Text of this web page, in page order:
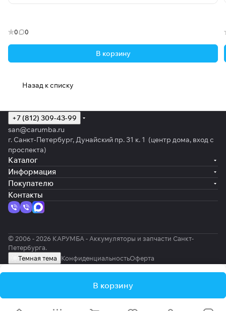
0 0
В корзину
Назад к списку
В корзину
+7 (812) 309-43-99
san@carumba.ru
г. Санкт-Петербург, Дунайский пр. 31 к. 1 (центр дома, вход с
проспекта)
Каталог
Информация
Покупателю
Контакты
© 2006 - 2026 КАРУМБА - Аккумуляторы и запчасти Санкт-
Петербурга.
Темная тема КонфиденциальностьОферта